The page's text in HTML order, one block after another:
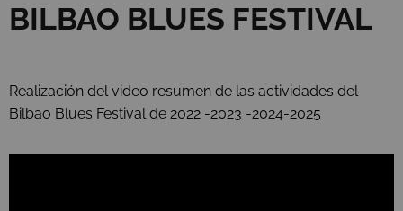
BILBAO BLUES FESTIVAL
Realización del video resumen de las actividades del
Bilbao Blues Festival de 2022 -2023 -2024-2025